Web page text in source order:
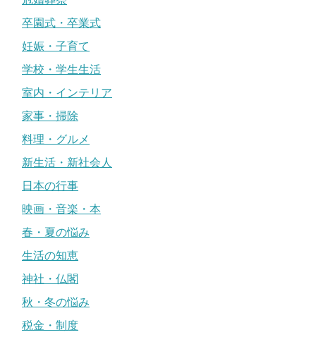
卒園式・卒業式
妊娠・子育て
学校・学生生活
室内・インテリア
家事・掃除
料理・グルメ
新生活・新社会人
日本の行事
映画・音楽・本
春・夏の悩み
生活の知恵
神社・仏閣
秋・冬の悩み
税金・制度